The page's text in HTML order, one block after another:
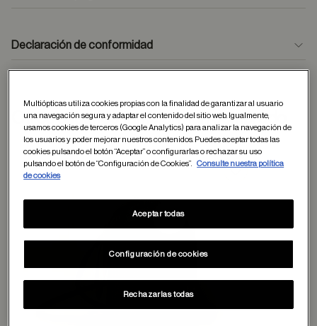
Declaración de conformidad
Otros usuarios tambien han comprado
Multiópticas utiliza cookies propias con la finalidad de garantizar al usuario
una navegación segura y adaptar el contenido del sitio web. Igualmente,
usamos cookies de terceros (Google Analytics) para analizar la navegación de
los usuarios y poder mejorar nuestros contenidos. Puedes aceptar todas las
cookies pulsando el botón “Aceptar” o configurarlas o rechazar su uso
pulsando el botón de “Configuración de Cookies”.
Consulte nuestra política
de cookies
Configuración de cookies
Rechazarlas todas
Aceptar todas